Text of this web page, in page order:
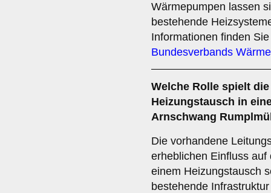
Wärmepumpen lassen
bestehende
Informationen finden
Bundesverbands
Welche Rolle spielt
Heizungstausch in
Arnschwang
Die vorhandene
erheblichen Einfluss
einem Heizungstausch
bestehende